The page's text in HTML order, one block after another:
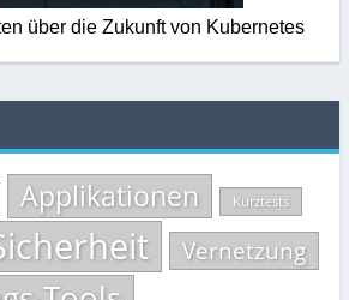
über die Zukunft von Kubernetes
Applikationen Kurztests
Vernetzung